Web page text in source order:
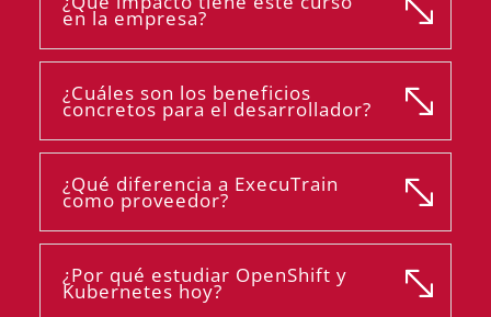
en la empresa?
¿Cuáles son los beneficios
concretos para el desarrollador?
¿Qué diferencia a ExecuTrain
como proveedor?
¿Por qué estudiar OpenShift y
Kubernetes hoy?